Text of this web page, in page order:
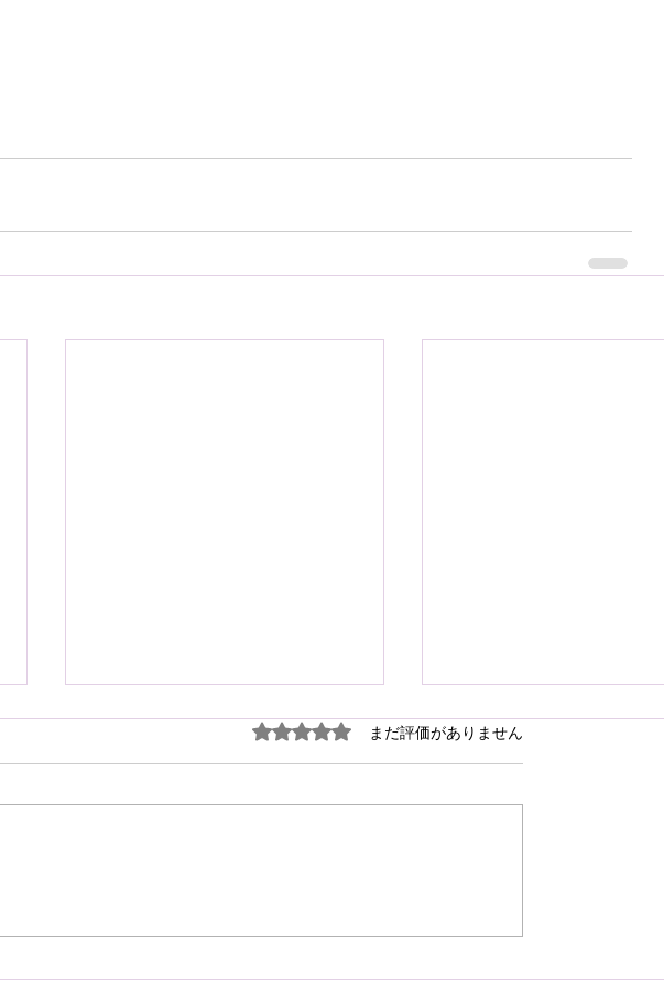
謹んで熊本県の地震災
確保されますとともに、
5つ星のうち0と評価されています。
まだ評価がありません